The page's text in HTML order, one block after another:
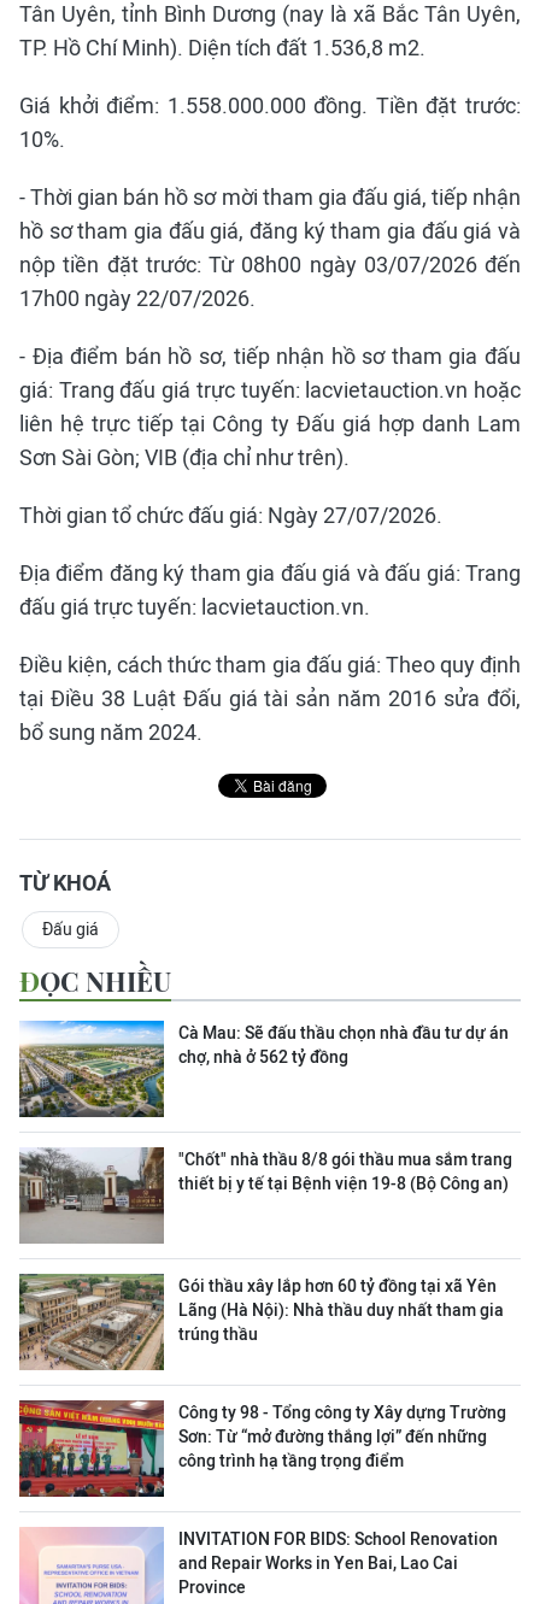
Tân Uyên, tỉnh Bình Dương (nay là xã Bắc Tân Uyên,
TP. Hồ Chí Minh). Diện tích đất 1.536,8 m2.
Giá khởi điểm: 1.558.000.000 đồng. Tiền đặt trước:
10%.
- Thời gian bán hồ sơ mời tham gia đấu giá, tiếp nhận
hồ sơ tham gia đấu giá, đăng ký tham gia đấu giá và
nộp tiền đặt trước: Từ 08h00 ngày 03/07/2026 đến
17h00 ngày 22/07/2026.
- Địa điểm bán hồ sơ, tiếp nhận hồ sơ tham gia đấu
giá: Trang đấu giá trực tuyến: lacvietauction.vn hoặc
liên hệ trực tiếp tại Công ty Đấu giá hợp danh Lam
Sơn Sài Gòn; VIB (địa chỉ như trên).
Thời gian tổ chức đấu giá: Ngày 27/07/2026.
Địa điểm đăng ký tham gia đấu giá và đấu giá: Trang
đấu giá trực tuyến: lacvietauction.vn.
Điều kiện, cách thức tham gia đấu giá: Theo quy định
tại Điều 38 Luật Đấu giá tài sản năm 2016 sửa đổi,
bổ sung năm 2024.
TỪ KHOÁ
Đấu giá
ĐỌC NHIỀU
Cà Mau: Sẽ đấu thầu chọn nhà đầu tư dự án
chợ, nhà ở 562 tỷ đồng
"Chốt" nhà thầu 8/8 gói thầu mua sắm trang
thiết bị y tế tại Bệnh viện 19-8 (Bộ Công an)
Gói thầu xây lắp hơn 60 tỷ đồng tại xã Yên
Lãng (Hà Nội): Nhà thầu duy nhất tham gia
trúng thầu
Công ty 98 - Tổng công ty Xây dựng Trường
Sơn: Từ “mở đường thắng lợi” đến những
công trình hạ tầng trọng điểm
INVITATION FOR BIDS: School Renovation
and Repair Works in Yen Bai, Lao Cai
Province